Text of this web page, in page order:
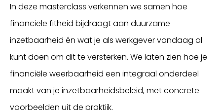
In deze masterclass verkennen we samen hoe
financiële fitheid bijdraagt aan duurzame
inzetbaarheid én wat je als werkgever vandaag al
kunt doen om dit te versterken. We laten zien hoe je
financiële weerbaarheid een integraal onderdeel
maakt van je inzetbaarheidsbeleid, met concrete
voorbeelden uit de praktijk.